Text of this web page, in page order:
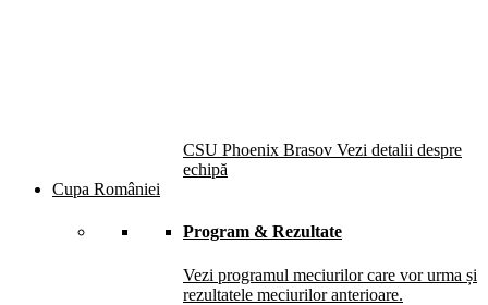
CSU Phoenix Brasov Vezi detalii despre
echipă
Cupa României
Program & Rezultate
Vezi programul meciurilor care vor urma și
rezultatele meciurilor anterioare.